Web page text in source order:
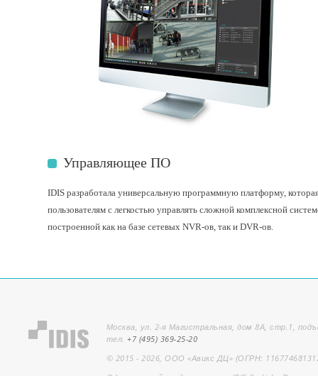
Управляющее ПО
IDIS разработала универсальную программную платформу,
пользователям с легкостью управлять сложной комплексной
построенной как на базе сетевых NVR-ов, так и DVR-ов.
Москва, ул. 2-я Магистральная, дом 8А, стр.1,
тел.+7 (495) 369-25-20
© 2015 - 2026, ООО «Авикс ДЦ» (ОГРН: